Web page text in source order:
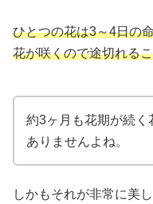
ひとつの花は3～4日の
花が咲くので途切れる
約3ヶ月も花期が続く
ありませんよね。
しかもそれが非常に美